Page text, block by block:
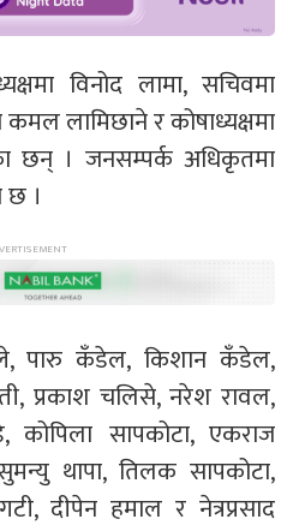
विनोद लामा, सचिवमा
लामिछाने र कोषाध्यक्षमा
छन् । जनसम्पर्क अधिकृतमा
छ ।
पारु कँडेल, किशान कँडेल,
प्रकाश चलिसे, नरेश रावल,
कोपिला सापकोटा, एकराज
थापा, तिलक सापकोटा,
दीपेन हमाल र नेत्रप्रसाद